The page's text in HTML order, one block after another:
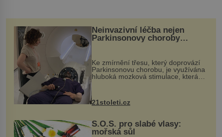
Neinvazivní léčba nejen
Parkinsonovy choroby
Ke zmírnění třesu, který doprovází
Parkinsonovu chorobu, je využívána
hluboká mozková stimulace, která
však vyžaduje vysoce invazivní
k dostatečně přesnému zacílení ...
21stoleti.cz
S.O.S. pro slabé vlasy:
mořská sůl